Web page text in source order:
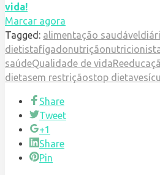
vida!
Marcar agora
Tagged: alimentação saudável
dietistafígadonutrição
saúdeQualidade de vida
dietasem restriçãostop dieta
Share
Tweet
+1
Share
Pin